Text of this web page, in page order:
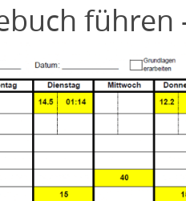
führen